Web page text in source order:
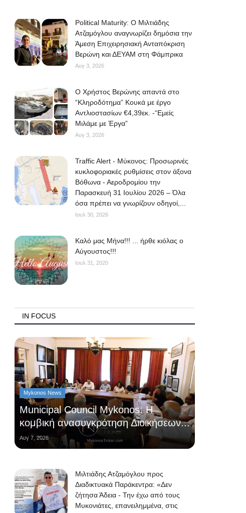
Political Maturity: Ο Μιλτιάδης
Ατζαμόγλου αναγνωρίζει δημόσια την
Άμεση Επιχειρησιακή Ανταπόκριση
Βερώνη και ΔΕΥΑΜ στη Φάμπρικα
Αυγ 3, 2026
O Χρήστος Βερώνης απαντά στο
“Κληροδότημα” Κουκά με έργο
Αντλιοστασίων €4,39εκ. -“Εμείς
Μιλάμε με Έργα”
Αυγ 3, 2026
Traffic Alert - Μύκονος: Προσωρινές
κυκλοφοριακές ρυθμίσεις στον άξονα
Βόθωνα - Αεροδρομίου την
Παρασκευή 31 Ιουλίου 2026 – Όλα
όσα πρέπει να γνωρίζουν οδηγοί,...
Ιουλ 30, 2026
Kαλό μας Μήνα!!! ... ήρθε κιόλας ο
Αύγουστος!!!
Ιουλ 31, 2020
IN FOCUS
Mykonos News
Municipal Council Mykonos: Η
κομβική ανασυγκρότηση Διοικήσεων...
Αυγ 7, 2026
Μιλτιάδης Ατζαμόγλου προς
Διαδικτυακά Παράκεντρα: «Δεν
ζήτησα Άδεια - Την έχω από τους
Μυκονιάτες, επανειλημμένα, στις